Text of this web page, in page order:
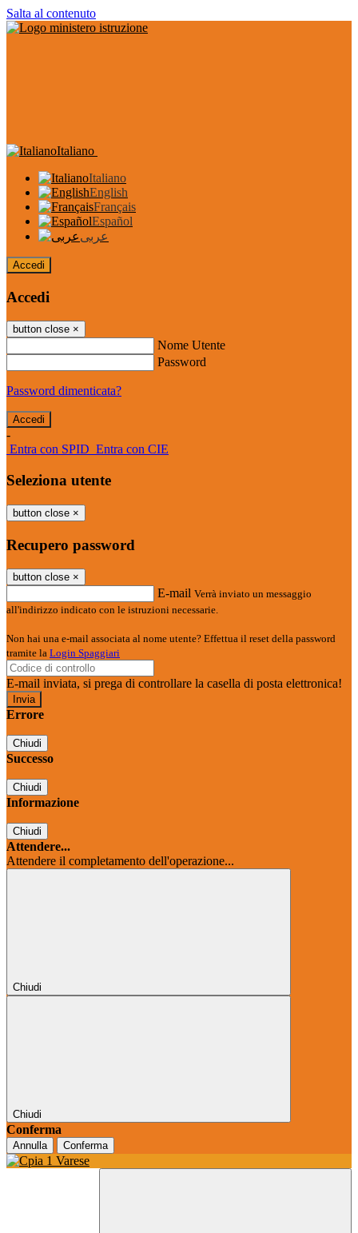
Salta al contenuto
Italiano
Italiano
English
Français
Español
عربى
Accedi
Accedi
button close ×
Nome Utente
Password
Password dimenticata?
-
Entra con SPID Entra con CIE
Seleziona utente
button close ×
Recupero password
button close ×
E-mail Verrà inviato un messaggio
all'indirizzo indicato con le istruzioni necessarie.
Non hai una e-mail associata al nome utente? Effettua il reset della password
tramite la Login Spaggiari
E-mail inviata, si prega di controllare la casella di posta elettronica!
Errore
Chiudi
Successo
Chiudi
Informazione
Chiudi
Attendere...
Attendere il completamento dell'operazione...
Chiudi
Chiudi
Conferma
Annulla Conferma